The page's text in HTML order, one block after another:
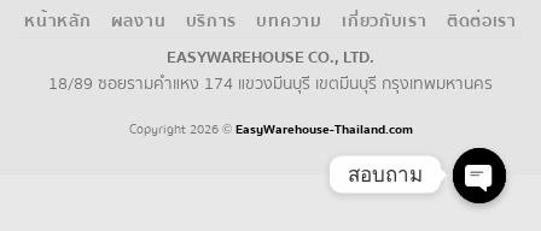
หน้าหลัก ผลงาน บริการ บทความ เกี่ยวกับเรา ติดต่อเรา
EASYWAREHOUSE CO., LTD.
18/89 ซอยรามคำแหง 174 แขวงมีนบุรี เขตมีนบุรี กรุงเทพมหานคร
Copyright 2026 © EasyWarehouse-Thailand.com
สอบถาม